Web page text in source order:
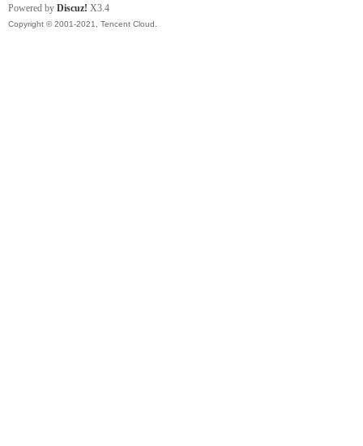
Powered by Discuz! X3.4
Copyright © 2001-2021, Tencent Cloud.